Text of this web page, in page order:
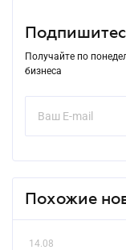
Получайте по
бизнеса
Похожие
14.08